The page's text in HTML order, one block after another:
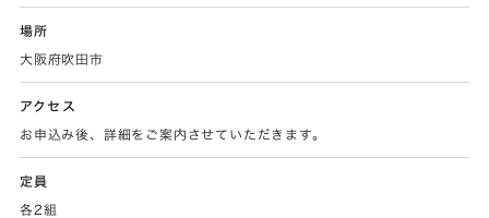
場所
大阪府吹田市
アクセス
お申込み後、詳細をご案内させていただきます。
定員
各2組